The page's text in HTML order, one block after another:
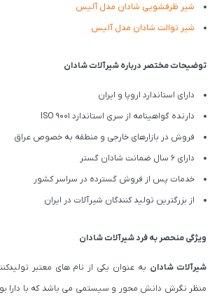
شیر ظرفشویی شادان مدل آلیس
شیر توالت شادان مدل آلیس
توضیحات مختصر درباره شیرآلات شادان
دارای استاندارد اروپا و ایران
دارنده گواهینامه از سری استاندارد ISO 9001
فروش در بازارهای خارجی و منطقه به خصوص عراق
دارای 6 سال ضمانت شادان گستر
خدمات پس از فروش گسترده در سراسر کشور
از بزرگترین تولید کنندگان شیرآلات در ایران
ویژگی منحصر به فرد شیرآلات شادان
شیرآلات شادان به عنوان یکی از نام های معتبر
منظر نگرش دانش محور و سیستمی می باشد که با دارا